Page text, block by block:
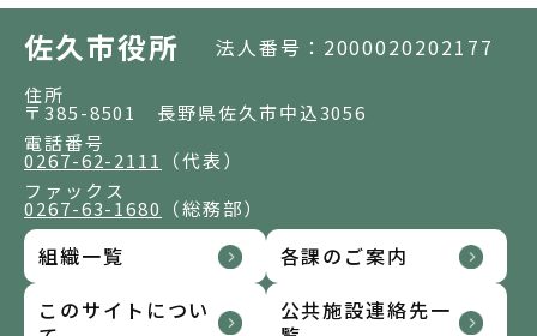
佐久市役所 法人番号：2000020202177
住所
〒385-8501 長野県佐久市中込3056
電話番号
0267-62-2111
（代表）
ファックス
0267-63-1680 （総務部）
組織一覧
各課のご案内
このサイトについ
公共施設連絡先一